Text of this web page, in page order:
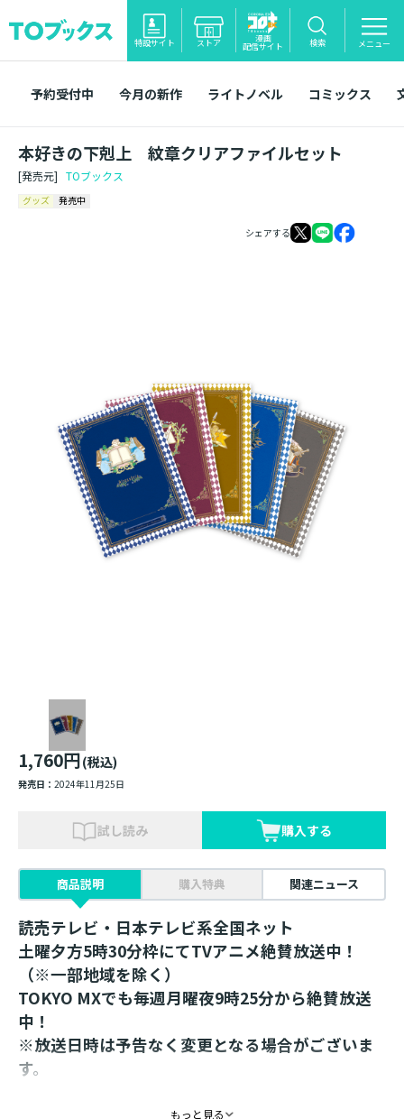
特設サイト ストア 漫画
配信サイト 検索 メニュー
予約受付中 今月の新作 ライトノベル コミックス
本好きの下剋上 紋章クリアファイルセット
[発売元] TOブックス
グッズ 発売中
シェアする
1,760円(税込)
発売日： 2024年11月25日
試し読み 購入する
商品説明 購入特典 関連ニュース
読売テレビ・日本テレビ系全国ネット
土曜夕方5時30分枠にてTVアニメ絶賛放送中！
（※一部地域を除く）
TOKYO MXでも毎週月曜夜9時25分から絶賛放送
中！
※放送日時は予告なく変更となる場合がございま
す。
もっと見る